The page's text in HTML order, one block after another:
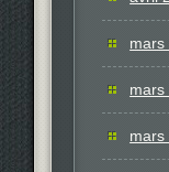
mars
mars
mars